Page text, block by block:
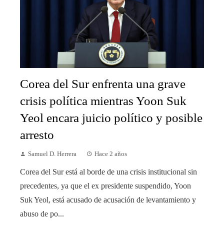
Corea del Sur enfrenta una grave
crisis política mientras Yoon Suk
Yeol encara juicio político y posible
arresto
Samuel D. Herrera Hace 2 años
Corea del Sur está al borde de una crisis institucional sin
precedentes, ya que el ex presidente suspendido, Yoon
Suk Yeol, está acusado de acusación de levantamiento y
abuso de po...